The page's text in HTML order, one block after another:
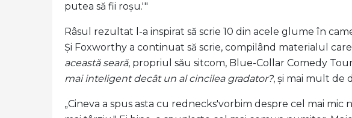
putea să fii roșu.'"
Râsul rezultat l-a inspirat să scrie 10 din acele glume în
Și Foxworthy a continuat să scrie, compilând materialul
această seară, propriul său sitcom, Blue-Collar Comedy
mai inteligent decât un al cincilea gradator?, și mai mult de
„Cineva a spus asta cu rednecks'vorbim despre cel mai